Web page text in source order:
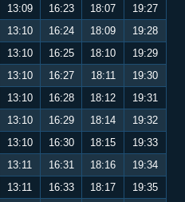
13:09 16:23 18:07
19:27
13:10 16:24 18:09
19:28
13:10 16:25 18:10
19:29
13:10 16:27 18:11
19:30
13:10 16:28 18:12
19:31
13:10 16:29 18:14
19:32
13:10 16:30 18:15
19:33
13:11 16:31 18:16
19:34
13:11 16:33 18:17
19:35